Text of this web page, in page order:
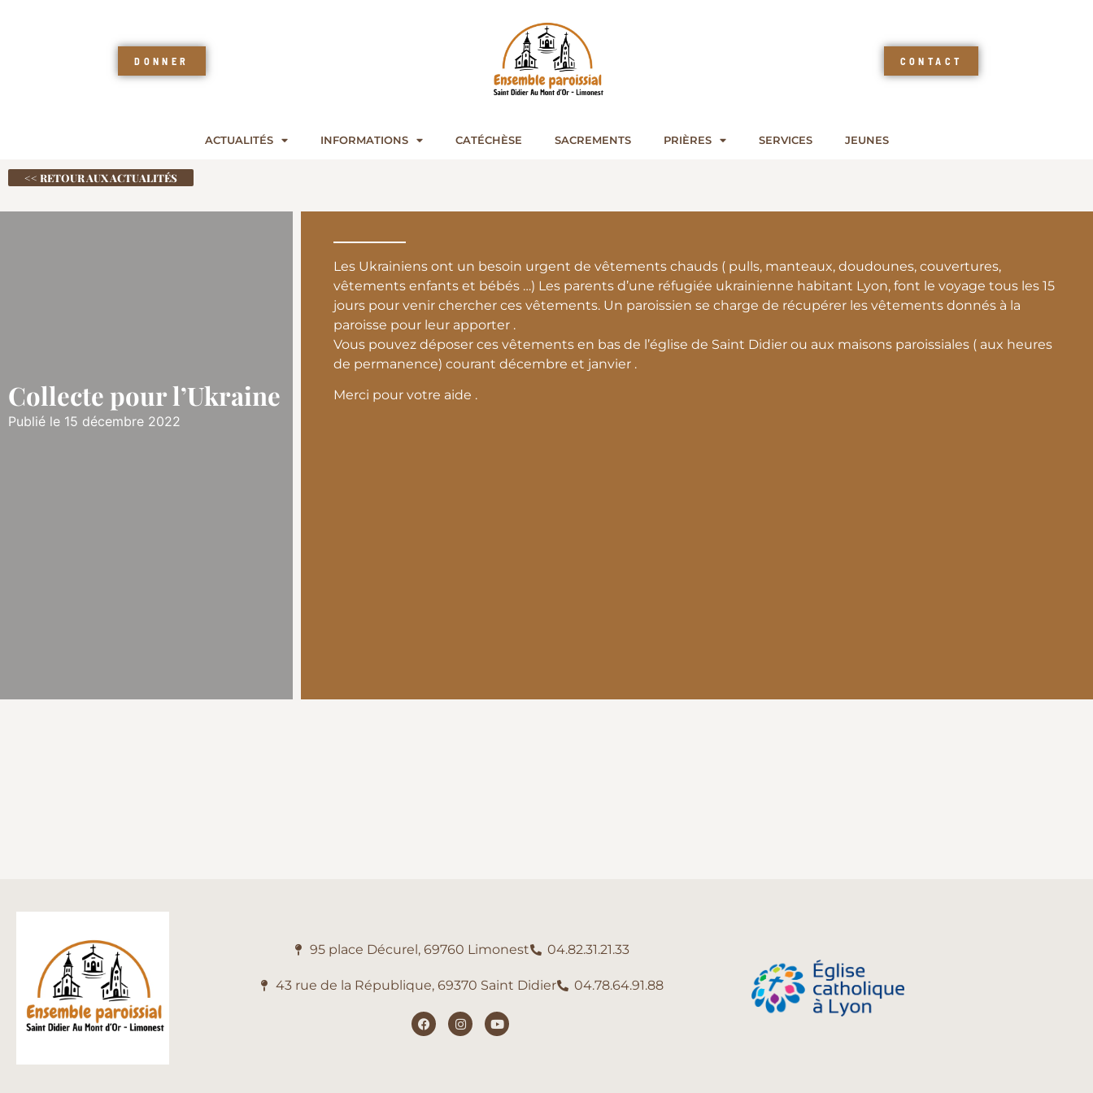
DONNER CONTACT
ACTUALITÉS INFORMATIONS CATÉCHÈSE SACREMENTS PRIÈRES SERVICES JEUNES
<< RETOUR AUX ACTUALITÉS
Collecte pour l’Ukraine
Publié le 15 décembre 2022
Les Ukrainiens ont un besoin urgent de vêtements chauds ( pulls, manteaux, doudounes, couvertures,
vêtements enfants et bébés …) Les parents d’une réfugiée ukrainienne habitant Lyon, font le voyage tous les 15
jours pour venir chercher ces vêtements. Un paroissien se charge de récupérer les vêtements donnés à la
paroisse pour leur apporter .
Vous pouvez déposer ces vêtements en bas de l’église de Saint Didier ou aux maisons paroissiales ( aux heures
de permanence) courant décembre et janvier .
Merci pour votre aide .
95 place Décurel, 69760 Limonest 04.82.31.21.33
43 rue de la République, 69370 Saint Didier 04.78.64.91.88